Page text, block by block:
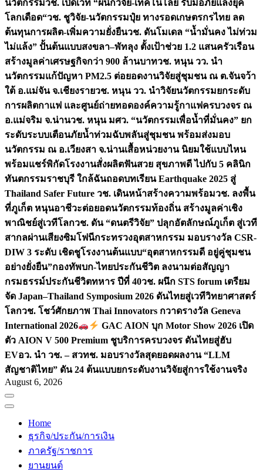
นวัตกรรมวช. เปิดเวที “ผนึกวิจัย-เทคโนโลยี รับมือภัยแล้งยุค
โลกเดือด“วช. ชูวิจัย-นวัตกรรมปุ๋ย ทางรอดเกษตรกรไทย ลด
ต้นทุนการผลิต-เพิ่มความยั่งยืนวช. ดันโมเดล “น้ำมั่นคง ไม่ท่วม
ไม่แล้ง” ปั้นต้นแบบสงขลา–พัทลุง ตั้งเป้าช่วย 1.2 แสนครัวเรือน
สร้างมูลค่าเศรษฐกิจกว่า 900 ล้านบาทวช. หนุน วว. นำ
นวัตกรรมแก้ปัญหา PM2.5 ต่อยอดงานวิจัยสู่ชุมชน ณ ต.จันจว้า
ใต้ อ.แม่จัน จ.เชียงรายวช. หนุน วว. นำวิจัยนวัตกรรมยกระดับ
การผลิตกาแฟ และศูนย์ถ่ายทอดองค์ความรู้กาแฟครบวงจร ณ
อ.แม่จริม จ.น่านวช. หนุน มศว. “นวัตกรรมเพื่อน้ำที่มั่นคง” ยก
ระดับระบบเตือนภัยน้ำท่วมฉับพลันสู่ชุมชน พร้อมส่งมอบ
นวัตกรรม ณ อ.เวียงสา จ.น่านเสื้อหน่วยงาน นิยมใช้แบบไหน
พร้อมแชร์พิกัดโรงงานสั่งผลิตฟันสวย สุขภาพดี ไปกับ 5 คลินิก
ทันตกรรมราชบุรี ใกล้ฉันถอดบทเรียน Earthquake 2025 สู่
Thailand Safer Future วช. เดินหน้าสร้างความพร้อมวช. ลงพื้น
ที่ภูเก็ต หนุนอาชีวะต่อยอดนวัตกรรมท้องถิ่น สร้างมูลค่าเชิง
พาณิชย์สู่เวทีโลกวช. ดัน “ดนตรีวิจัย” ปลุกอัตลักษณ์ภูเก็ต สู่เวที
สากลผ่านเสียงซิมโฟนีกระทรวงอุตสาหกรรม มอบรางวัล CSR-
DIW 3 ระดับ เชิดชูโรงงานต้นแบบ“อุตสาหกรรมดี อยู่คู่ชุมชน
อย่างยั่งยืน”กองทัพบก-ไทยประกันชีวิต ลงนามต่อสัญญา
กรมธรรม์ประกันชีวิตทหาร ปีที่ 40วช. ผนึก STS forum เตรียม
จัด Japan–Thailand Symposium 2026 ดันไทยสู่เวทีวิทยาศาสตร์
โลกวช. โชว์ศักยภาพ Thai Innovators กวาดรางวัล Geneva
International 2026
GAC AION บุก Motor Show 2026 เปิด
ตัว AION V 500 Premium ชูบริการครบวงจร ดันไทยสู่ฮับ
EVอว. นำ วช. – สวทช. มอบรางวัลสุดยอดผลงาน “LLM
สัญชาติไทย” ดัน 24 ต้นแบบยกระดับงานวิจัยสู่การใช้งานจริง
August 6, 2026
Home
ธุรกิจ/ประกัน/การเงิน
ภาครัฐ/ราชการ
ยานยนต์